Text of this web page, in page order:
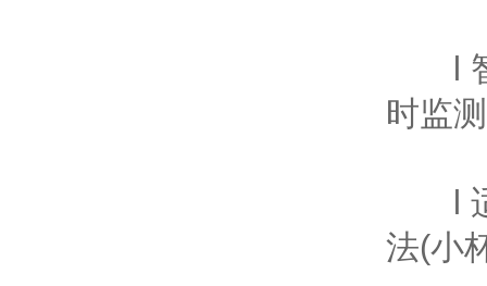
l 智
时监
l 适
法(小